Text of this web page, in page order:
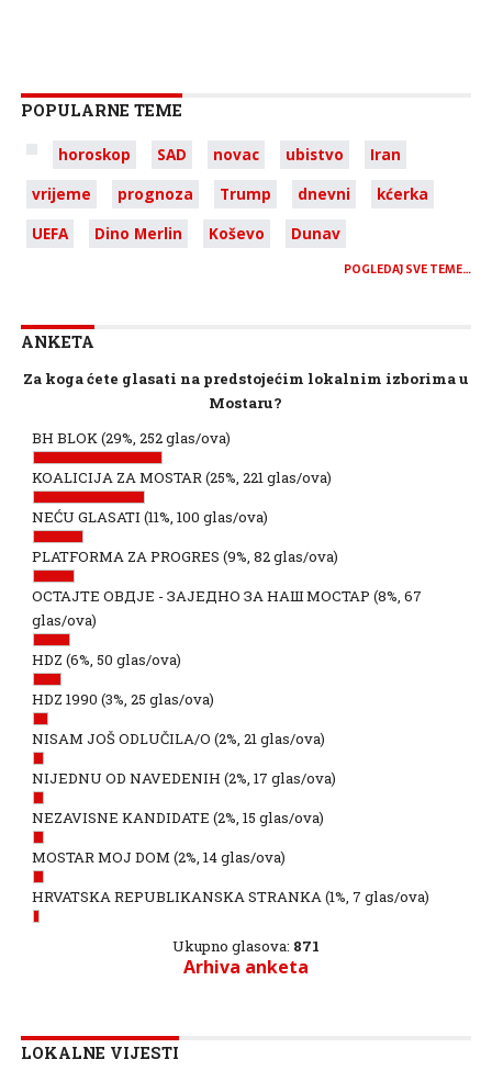
POPULARNE TEME
horoskop SAD novac ubistvo
Iran
vrijeme
prognoza Trump dnevni
kćerka
UEFA
Dino Merlin Koševo Dunav
POGLEDAJ SVE TEME…
ANKETA
Za koga ćete glasati na predstojećim lokalnim izborima u
Mostaru?
BH BLOK(29%, 252 glas/ova)
KOALICIJA ZA MOSTAR(25%, 221 glas/ova)
NEĆU GLASATI (11%, 100 glas/ova)
PLATFORMA ZA PROGRES (9%, 82 glas/ova)
ОСТАЈТЕ ОВДЈЕ - ЗАЈЕДНО ЗА НАШ МОСТАР (8%, 67
glas/ova)
HDZ (6%, 50 glas/ova)
HDZ 1990 (3%, 25 glas/ova)
NISAM JOŠ ODLUČILA/O (2%, 21 glas/ova)
NIJEDNU OD NAVEDENIH (2%, 17 glas/ova)
NEZAVISNE KANDIDATE (2%, 15 glas/ova)
MOSTAR MOJ DOM (2%, 14 glas/ova)
HRVATSKA REPUBLIKANSKA STRANKA(1%, 7 glas/ova)
Ukupno glasova: 871
Arhiva anketa
LOKALNE VIJESTI